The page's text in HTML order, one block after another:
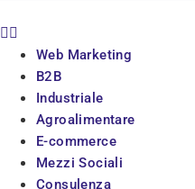
Web Marketing
B2B
Industriale
Agroalimentare
E-commerce
Mezzi Sociali
Consulenza